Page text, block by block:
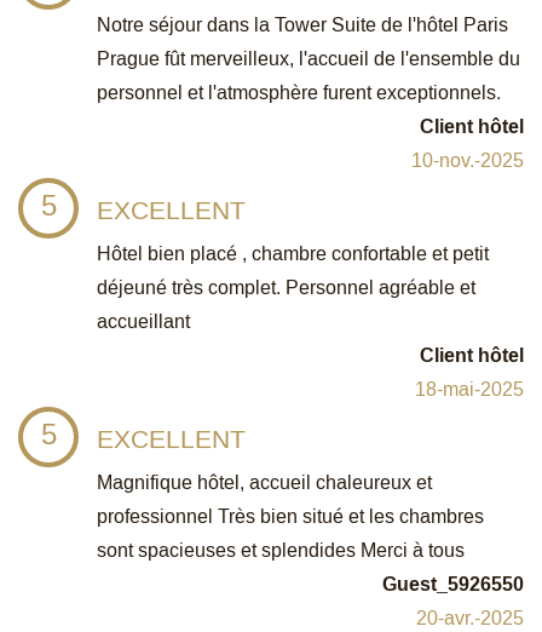
Notre séjour dans la Tower Suite de l'hôtel Paris
Prague fût merveilleux, l'accueil de l'ensemble du
personnel et l'atmosphère furent exceptionnels.
Client hôtel
10-nov.-2025
5 EXCELLENT
Hôtel bien placé , chambre confortable et petit
déjeuné très complet. Personnel agréable et
accueillant
Client hôtel
18-mai-2025
5 EXCELLENT
Magnifique hôtel, accueil chaleureux et
professionnel Très bien situé et les chambres
sont spacieuses et splendides Merci à tous
Guest_5926550
20-avr.-2025